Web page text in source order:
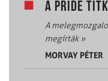
A PRIDE
A
megírták»
MORVAY PÉTER